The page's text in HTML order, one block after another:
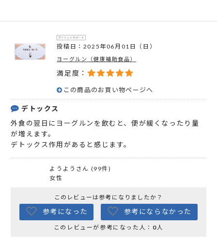
投稿日：2025年06月01日（日）
ヨーグルン（健康補助食品）
満足度：
この商品のお買い物ページへ
デトックス
外食の翌日にヨーグルンを飲むと、便が緩くなったり量
が増えます。
デトックス作用があると感じます。
ようようさん (99件)
女性
このレビューは参考になりましたか？
参考になった
参考にならなかった
このレビューが参考になった人： 0 人